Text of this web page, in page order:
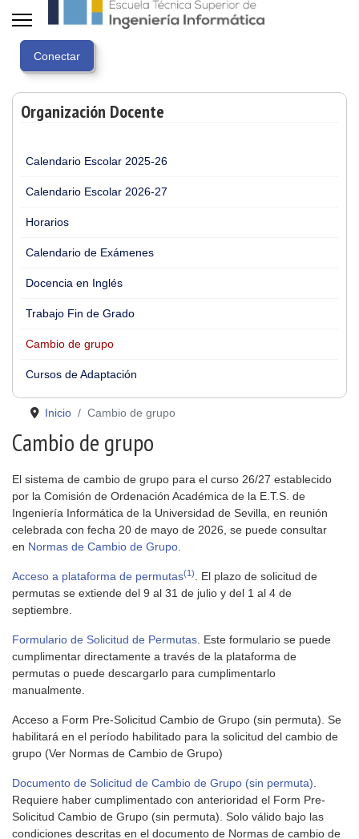
Organización Docente
Calendario Escolar 2025-26
Calendario Escolar 2026-27
Horarios
Calendario de Exámenes
Docencia en Inglés
Trabajo Fin de Grado
Cambio de grupo
Cursos de Adaptación
Inicio Cambio de grupo
Cambio de grupo
El sistema de cambio de grupo para el curso 26/27 establecido
por la Comisión de Ordenación Académica de la E.T.S. de
Ingeniería Informática de la Universidad de Sevilla, en reunión
celebrada con fecha 20 de mayo de 2026, se puede consultar
en Normas de Cambio de Grupo
Acceso a plataforma de permutas(1)
. El plazo de solicitud de
permutas se extiende del 9 al 31 de julio y del 1 al 4 de
septiembre.
Formulario de Solicitud de Permutas . Este formulario se puede
cumplimentar directamente a través de la plataforma de
permutas o puede descargarlo para cumplimentarlo
manualmente.
Acceso a Form Pre-Solicitud Cambio de Grupo (sin permuta). Se
habilitará en el período habilitado para la solicitud del cambio de
grupo (Ver Normas de Cambio de Grupo)
Documento de Solicitud de Cambio de Grupo (sin permuta)
Requiere haber cumplimentado con anterioridad el Form Pre-
Solicitud Cambio de Grupo (sin permuta). Solo válido bajo las
condiciones descritas en el documento de Normas de cambio de